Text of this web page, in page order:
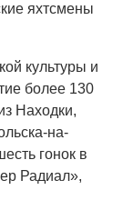
яхтсмены
культуры и
более 130
Находки,
на-
гонок в
Радиал»,